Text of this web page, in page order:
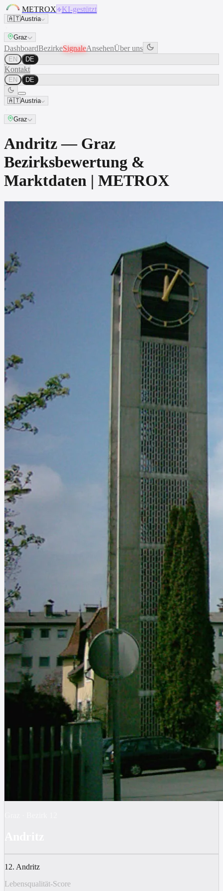
METROX KI-gestützt
🇦🇹Austria
Graz
DashboardBezirkeSignaleAnsehenÜber uns
EN DE
Kontakt
EN DE
🇦🇹Austria
Graz
Andritz — Graz
Bezirksbewertung &
Marktdaten | METROX
12. Andritz
Lebensqualität-Score